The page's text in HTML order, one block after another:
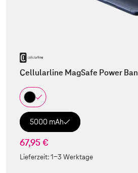
Cellularline MagSafe Power
5000 mAh
67,95 €
Lieferzeit:1-3 Werktage